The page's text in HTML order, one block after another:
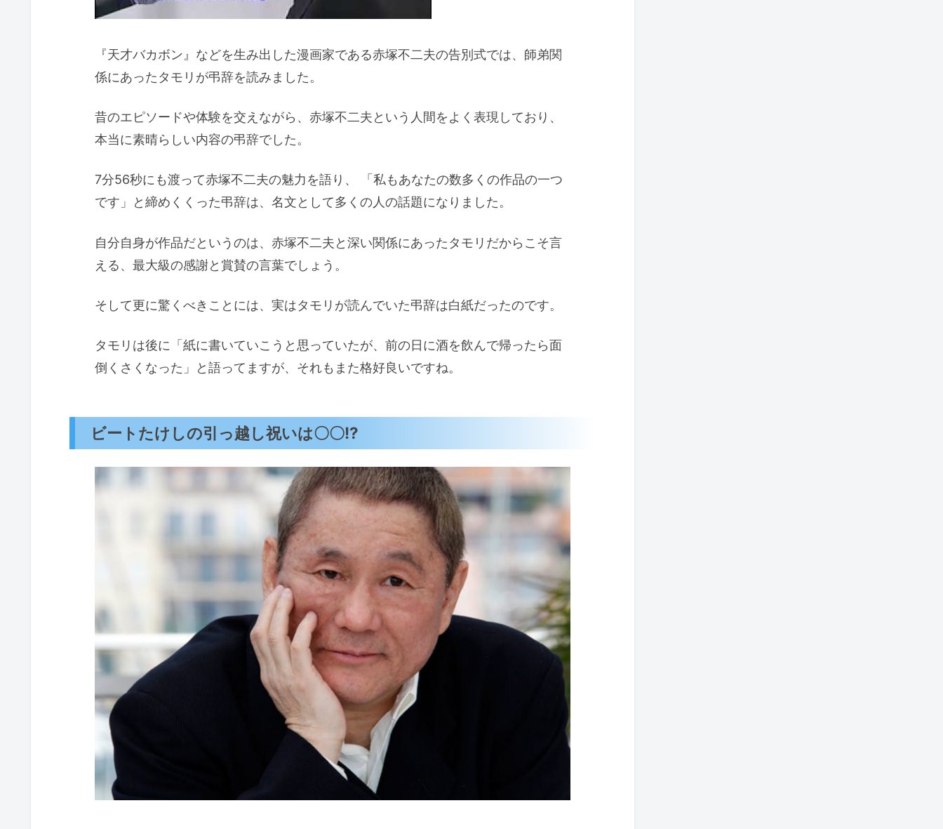
『天才バカボン』などを生み出した漫画家である赤塚不二夫の告別式では、師弟関
係にあったタモリが弔辞を読みました。
昔のエピソードや体験を交えながら、赤塚不二夫という人間をよく表現しており、
本当に素晴らしい内容の弔辞でした。
7分56秒にも渡って赤塚不二夫の魅力を語り、 「私もあなたの数多くの作品の一つ
です」と締めくくった弔辞は、名文として多くの人の話題になりました。
自分自身が作品だというのは、赤塚不二夫と深い関係にあったタモリだからこそ言
える、最大級の感謝と賞賛の言葉でしょう。
そして更に驚くべきことには、実はタモリが読んでいた弔辞は白紙だったのです。
タモリは後に「紙に書いていこうと思っていたが、前の日に酒を飲んで帰ったら面
倒くさくなった」と語ってますが、それもまた格好良いですね。
ビートたけしの引っ越し祝いは〇〇!?